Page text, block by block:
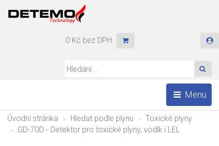
0 Kč bez DPH
Menu
Úvodní stránka Hledat podle plynu
Toxické plyny
GD-70D - Detektor pro toxické plyny, vodík i LEL